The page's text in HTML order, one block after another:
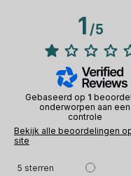
1/5
Gebaseerd op 1
onderworpen aan een
controle
Bekijk alle beoordelingen
site
5 sterren